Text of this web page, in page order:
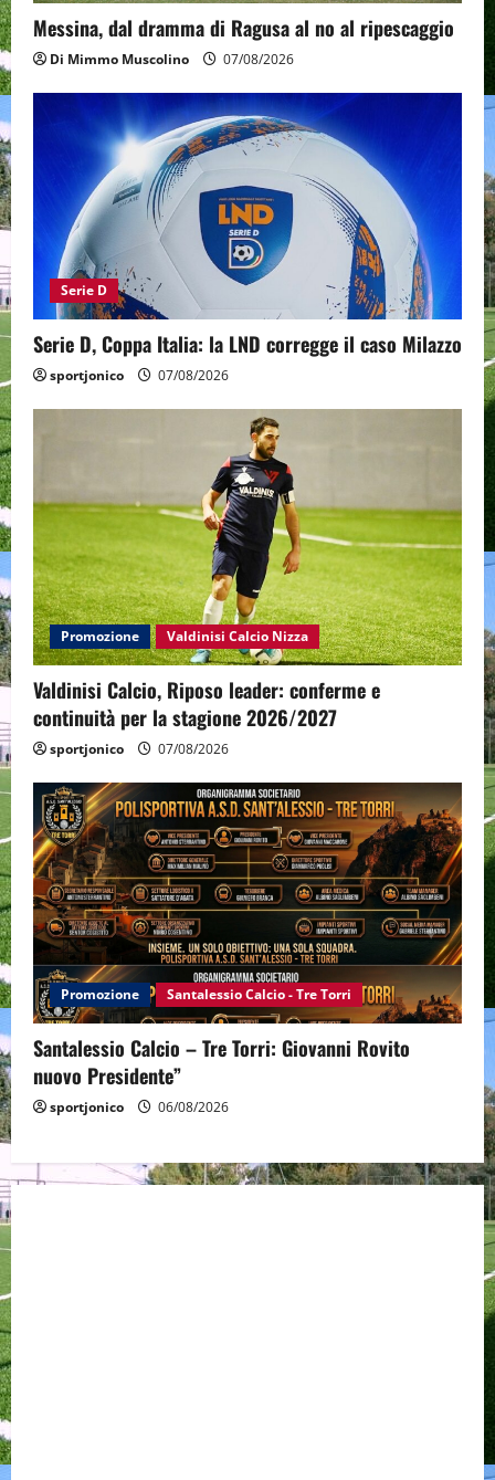
Messina, dal dramma di Ragusa al no al ripescaggio
Di Mimmo Muscolino 07/08/2026
Serie D
Serie D, Coppa Italia: la LND corregge il caso Milazzo
sportjonico 07/08/2026
Promozione Valdinisi Calcio Nizza
Valdinisi Calcio, Riposo leader: conferme e
continuità per la stagione 2026/2027
sportjonico 07/08/2026
Promozione Santalessio Calcio - Tre Torri
Santalessio Calcio – Tre Torri: Giovanni Rovito
nuovo Presidente”
sportjonico 06/08/2026